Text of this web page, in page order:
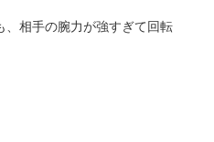
、相手の腕力が強すぎて回転